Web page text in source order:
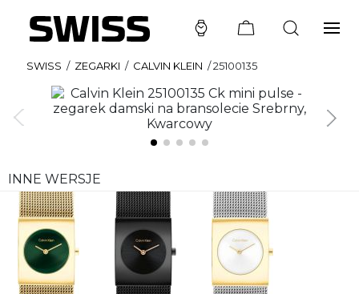
SWISS / ZEGARKI / CALVIN KLEIN /25100135
INNE WERSJE